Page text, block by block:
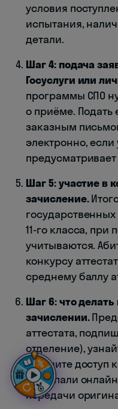
условия
испытания,
детали.
Шаг 4: подача
Госуслуги или
программы СПО
о приёме. Подать
заказным
электронно,
Шаг 5: участие в
зачисление.
11-го класса, при
учитываются.
конкурсу
среднему баллу
Шаг 6: что
зачислении.
аттестата,
отделение),
получите доступ
поступали
передачи